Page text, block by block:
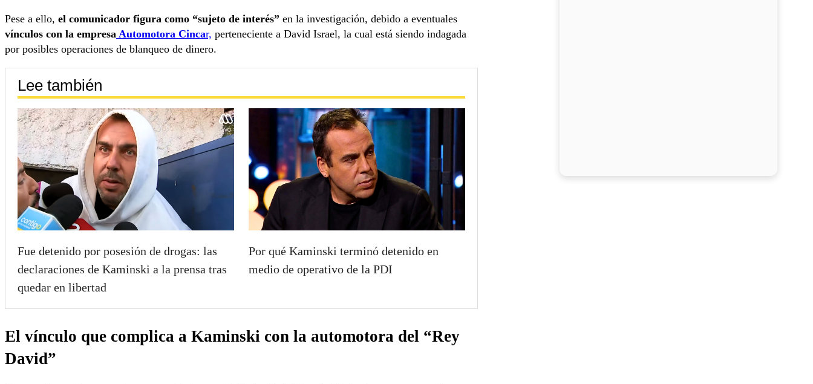
Pese a ello, el comunicador figura como “sujeto de interés” en la investigación, debido a eventuales
vínculos con la empresa Automotora Cincar, perteneciente a David Israel, la cual está siendo indagada
por posibles operaciones de blanqueo de dinero.
Lee también
Fue detenido por posesión de drogas: las
declaraciones de Kaminski a la prensa tras
quedar en libertad
Por qué Kaminski terminó detenido en
medio de operativo de la PDI
El vínculo que complica a Kaminski con la automotora del “Rey
David”